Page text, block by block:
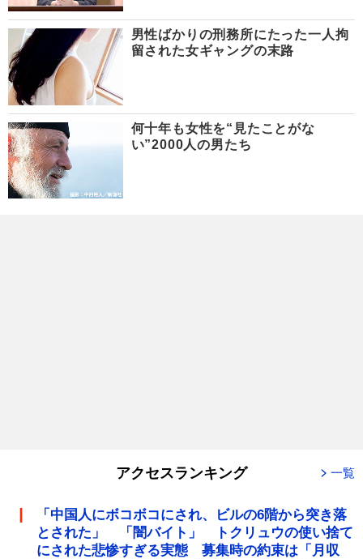
男性ばかりの刑務所にたった一人拘
留された女ギャングの末路
何十年も女性を“見たことがな
い”2000人の男たち
アクセスランキング 一覧
「中国人にボコボコにされ、ビルの6階から突き落
とされた」 「闇バイト」 トクリュウの使い捨て
にされた悲惨すぎる実態 募集時の約束は「月収